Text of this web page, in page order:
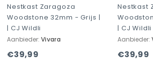
Nestkast Zaragoza
Woodstone 32mm - Grijs |
| CJ Wildli
Aanbieder: Vivara
€39,99
Nestkast
| CJ Wildli
Aanbieder:
€39,99